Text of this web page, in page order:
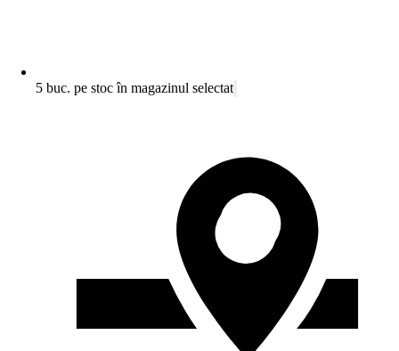
5 buc. pe stoc în magazinul selectat